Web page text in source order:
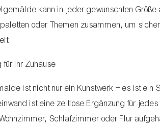
kann in jeder gewünschten
oder Themen zusammen, um
Ihr Zuhause
ist nicht nur ein Kunstwerk – es ist ein
ist eine zeitlose Ergänzung für
Schlafzimmer oder Flur